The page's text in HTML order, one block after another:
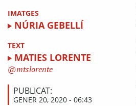
IMATGES
NÚRIA GEBELLÍ
TEXT
MATIES LORENTE
mtslorente
PUBLICAT:
GENER 20, 2020 - 06:43